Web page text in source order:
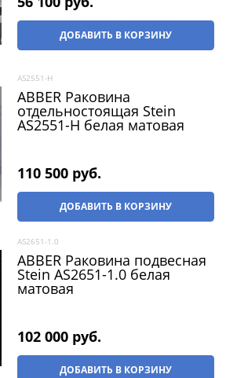
ДОБАВИТЬ В КОРЗИНУ
AS2551-H
ABBER Раковина
отдельностоящая Stein
AS2551-H белая матовая
110 500 руб.
ДОБАВИТЬ В КОРЗИНУ
AS2651-1.0
ABBER Раковина подвесная
Stein AS2651-1.0 белая
матовая
102 000 руб.
ДОБАВИТЬ В КОРЗИНУ